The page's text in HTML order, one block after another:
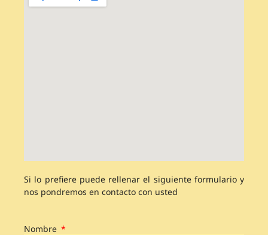
Si lo prefiere puede rellenar el siguiente formulario y
nos pondremos en contacto con usted
Nombre